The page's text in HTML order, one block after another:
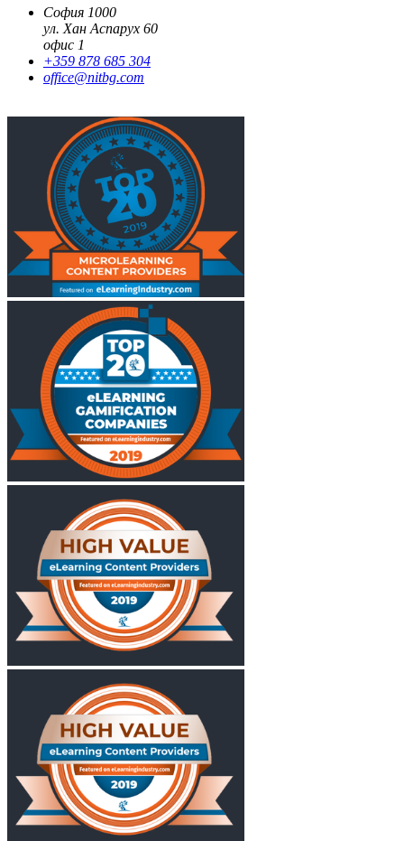
София 1000
ул. Хан Аспарух 60
офис 1
+359 878 685 304
office@nitbg.com